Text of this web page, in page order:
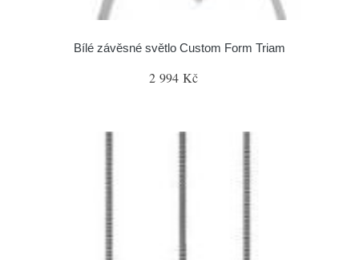
Bílé závěsné světlo Custom Form Triam
2 994 Kč